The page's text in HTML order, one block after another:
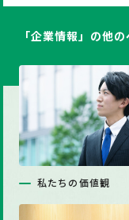
「企業情報」の他
私たちの価値観